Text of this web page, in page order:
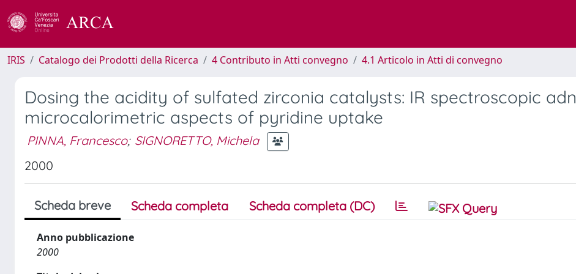
IRIS Catalogo dei Prodotti della Ricerca 4 Contributo in Atti convegno 4.1 Articolo in Atti di convegno
Dosing the acidity of sulfated zirconia catalysts: IR spectroscopic adn
microcalorimetric aspects of pyridine uptake
PINNA, Francesco; SIGNORETTO, Michela
2000
Scheda breve Scheda completa Scheda completa (DC)
Anno pubblicazione
2000